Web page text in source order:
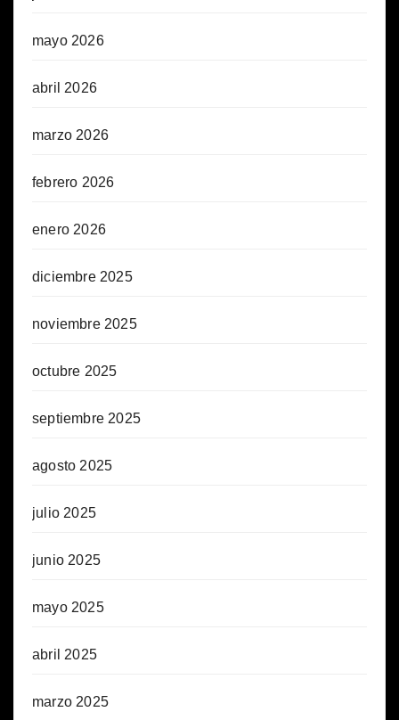
mayo 2026
abril 2026
marzo 2026
febrero 2026
enero 2026
diciembre 2025
noviembre 2025
octubre 2025
septiembre 2025
agosto 2025
julio 2025
junio 2025
mayo 2025
abril 2025
marzo 2025